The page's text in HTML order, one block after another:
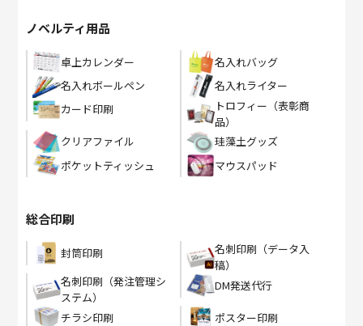
ノベルティ用品
卓上カレンダー
名入れバッグ
名入れボールペン
名入れライター
カード印刷
トロフィー（表彰商
品）
クリアファイル
珪藻土グッズ
ポケットティッシュ
マウスパッド
総合印刷
封筒印刷
名刺印刷（データ入
稿）
名刺印刷（発注管理シ
ステム）
DM発送代行
チラシ印刷
ポスター印刷